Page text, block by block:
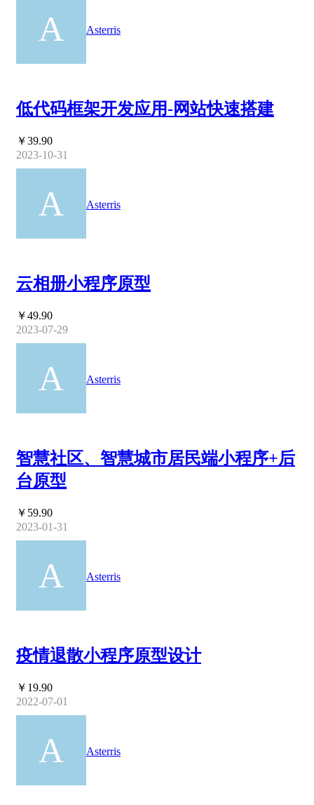
Asterris
低代码框架开发应用-网站快速搭建
￥39.90
2023-10-31
Asterris
云相册小程序原型
￥49.90
2023-07-29
Asterris
智慧社区、智慧城市居民端小程序+后
台原型
￥59.90
2023-01-31
Asterris
疫情退散小程序原型设计
￥19.90
2022-07-01
Asterris